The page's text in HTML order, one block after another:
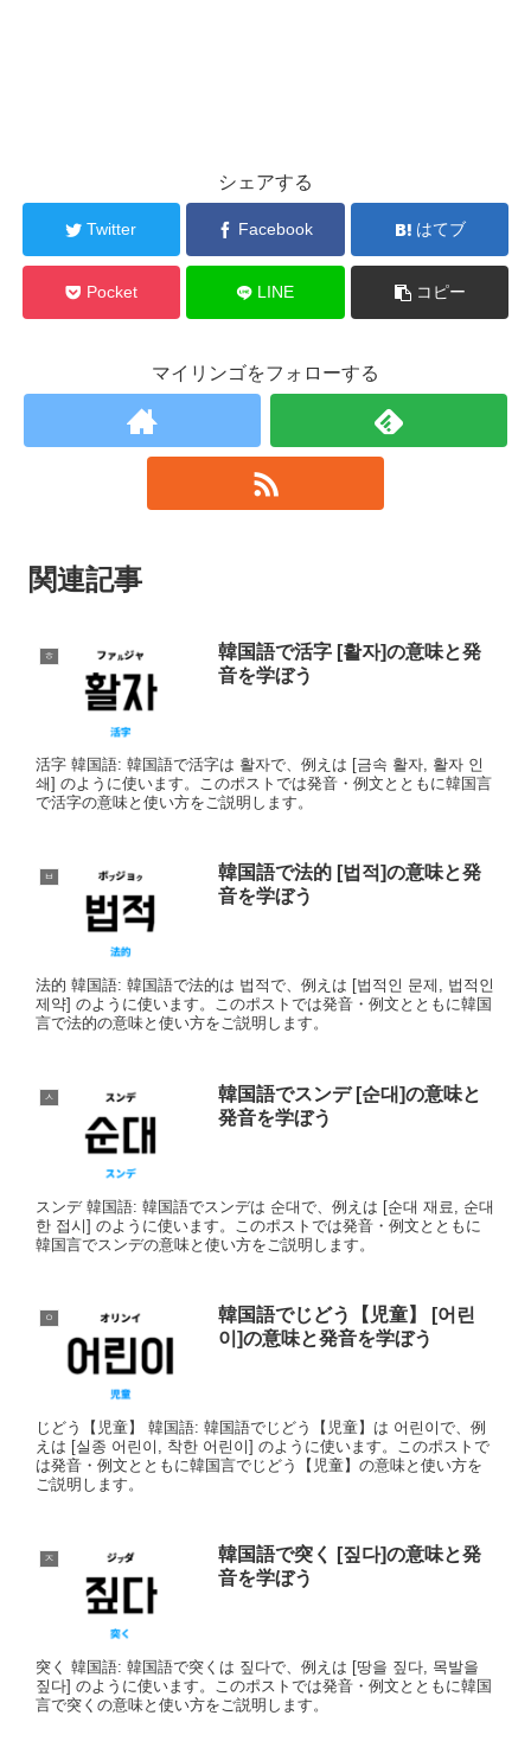
シェアする
Twitter Facebook はてブ
Pocket LINE コピー
マイリンゴをフォローする
関連記事
ㅎ
韓国語で活字 [활자]の意味と発
音を学ぼう
活字 韓国語: 韓国語で活字は 활자で、例えは [금속 활자, 활자 인
쇄] のように使います。このポストでは発音・例文とともに韓国言
で活字の意味と使い方をご説明します。
ㅂ
韓国語で法的 [법적]の意味と発
音を学ぼう
法的 韓国語: 韓国語で法的は 법적で、例えは [법적인 문제, 법적인
제약] のように使います。このポストでは発音・例文とともに韓国
言で法的の意味と使い方をご説明します。
ㅅ
韓国語でスンデ [순대]の意味と
発音を学ぼう
スンデ 韓国語: 韓国語でスンデは 순대で、例えは [순대 재료, 순대
한 접시] のように使います。このポストでは発音・例文とともに
韓国言でスンデの意味と使い方をご説明します。
ㅇ
韓国語でじどう【児童】 [어린
이]の意味と発音を学ぼう
じどう【児童】 韓国語: 韓国語でじどう【児童】は 어린이で、例
えは [실종 어린이, 착한 어린이] のように使います。このポストで
は発音・例文とともに韓国言でじどう【児童】の意味と使い方を
ご説明します。
ㅈ
韓国語で突く [짚다]の意味と発
音を学ぼう
突く 韓国語: 韓国語で突くは 짚다で、例えは [땅을 짚다, 목발을
짚다] のように使います。このポストでは発音・例文とともに韓国
言で突くの意味と使い方をご説明します。